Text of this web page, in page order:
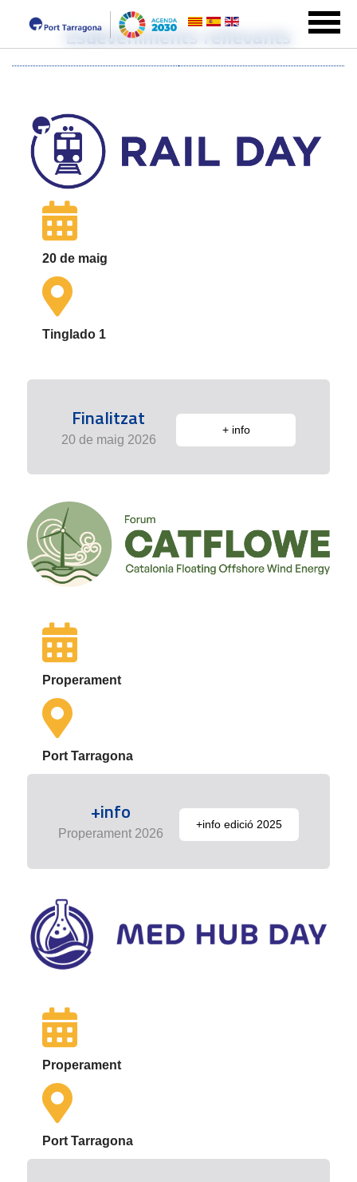
Esdeveniments rellevants
20 de maig
Tinglado 1
Finalitzat
20 de maig 2026
+ info
Properament
Port Tarragona
+info
Properament 2026
+info edició 2025
Properament
Port Tarragona